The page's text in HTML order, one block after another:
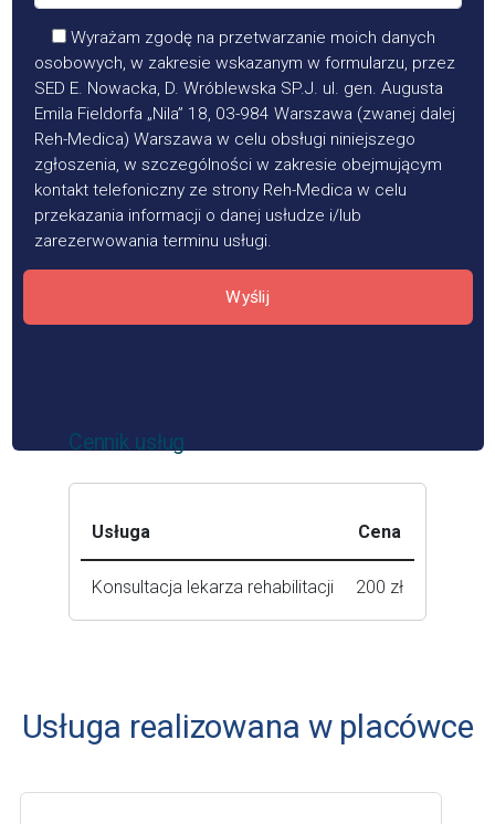
Wyrażam zgodę na przetwarzanie moich danych
osobowych, w zakresie wskazanym w formularzu, przez
SED E. Nowacka, D. Wróblewska SP.J. ul. gen. Augusta
Emila Fieldorfa „Nila” 18, 03-984 Warszawa (zwanej dalej
Reh-Medica) Warszawa w celu obsługi niniejszego
zgłoszenia, w szczególności w zakresie obejmującym
kontakt telefoniczny ze strony Reh-Medica w celu
przekazania informacji o danej usłudze i/lub
zarezerwowania terminu usługi.
Wyślij
Cennik usług
Usługa Cena
Konsultacja lekarza rehabilitacji 200 zł
Usługa realizowana w placówce